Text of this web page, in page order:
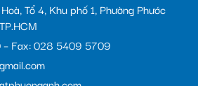
Tổ 4, Khu phố 1, Phường Phước
Fax: 028 5409 5709